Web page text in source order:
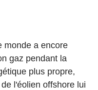
monde a encore
gaz pendant la
plus propre,
l'éolien offshore lui